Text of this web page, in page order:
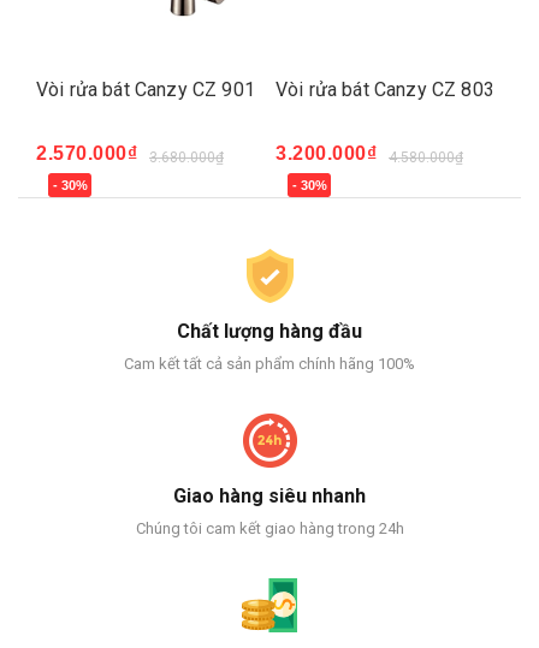
Vòi rửa bát Canzy CZ 901
2.570.000₫ 3.680.000₫
- 30%
Vòi rửa bát Canzy CZ 803
3.200.000₫ 4.580.000₫
- 30%
Chất lượng hàng đầu
Cam kết tất cả sản phẩm chính hãng 100%
Giao hàng siêu nhanh
Chúng tôi cam kết giao hàng trong 24h